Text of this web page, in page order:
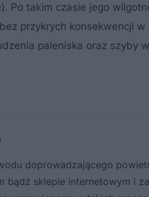
Po takim czasie jego
przykrych konsekwencji w
paleniska oraz szyby w
doprowadzającego
bądź sklepie internetowym i